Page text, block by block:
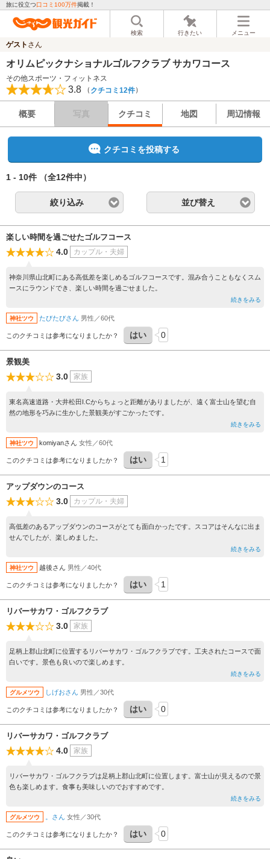
旅に役立つ口コミ100万件掲載！
検索 行きたい メニュー
ゲスト さん
オリムピックナショナルゴルフクラブ サカワコース
その他スポーツ・フィットネス
3.8 （ クチコミ12件）
概要 写真 クチコミ 地図 周辺情報
クチコミを投稿する
1 - 10件 （全12件中）
絞り込み 並び替え
楽しい時間を過ごせたゴルフコース
4.0 カップル・夫婦
神奈川県山北町にある高低差を楽しめるゴルフコースです。混み合うこともなくスム
ースにラウンドでき、楽しい時間を過ごせました。
続きをみる
神社ツウ たびたびさん 男性／60代
このクチコミは参考になりましたか？ はい 0
景観美
3.0 家族
東名高速道路・大井松田I.Cからちょっと距離がありましたが、遠く富士山を望む自
然の地形を巧みに生かした景観美がすごかったです。
続きをみる
神社ツウ komiyanさん 女性／60代
このクチコミは参考になりましたか？ はい 1
アップダウンのコース
3.0 カップル・夫婦
高低差のあるアップダウンのコースがとても面白かったです。スコアはそんなに出ま
せんでしたが、楽しめました。
続きをみる
神社ツウ 越後さん 男性／40代
このクチコミは参考になりましたか？ はい 1
リバーサカワ・ゴルフクラブ
3.0 家族
足柄上郡山北町に位置するリバーサカワ・ゴルフクラブです。工夫されたコースで面
白いです。景色も良いので楽しめます。
続きをみる
グルメツウ しげおさん 男性／30代
このクチコミは参考になりましたか？ はい 0
リバーサカワ・ゴルフクラブ
4.0 家族
リバーサカワ・ゴルフクラブは足柄上郡山北町に位置します。富士山が見えるので景
色も楽しめます。食事も美味しいのでおすすめです。
続きをみる
グルメツウ 。さん 女性／30代
このクチコミは参考になりましたか？ はい 0